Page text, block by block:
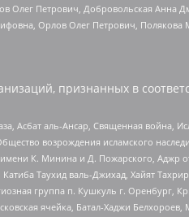
Петрович, Добровольская Анна
Орлов Олег Петрович,
признанных в
аль-Ансар, Священная война,
возрождения исламского
К. Минина и Д. Пожарского, Аджр
Таухид валь-Джихад, Хайят
группа п. Кушкуль г. Оренбург,
ячейка, Батал-Хаджи